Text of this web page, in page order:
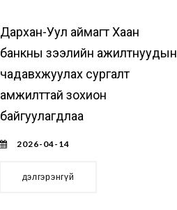
Дархан-Уул аймагт Хаан
банкны зээлийн ажилтнуудын
чадавхжуулах сургалт
амжилттай зохион
байгуулагдлаа
2026-04-14
дэлгэрэнгүй